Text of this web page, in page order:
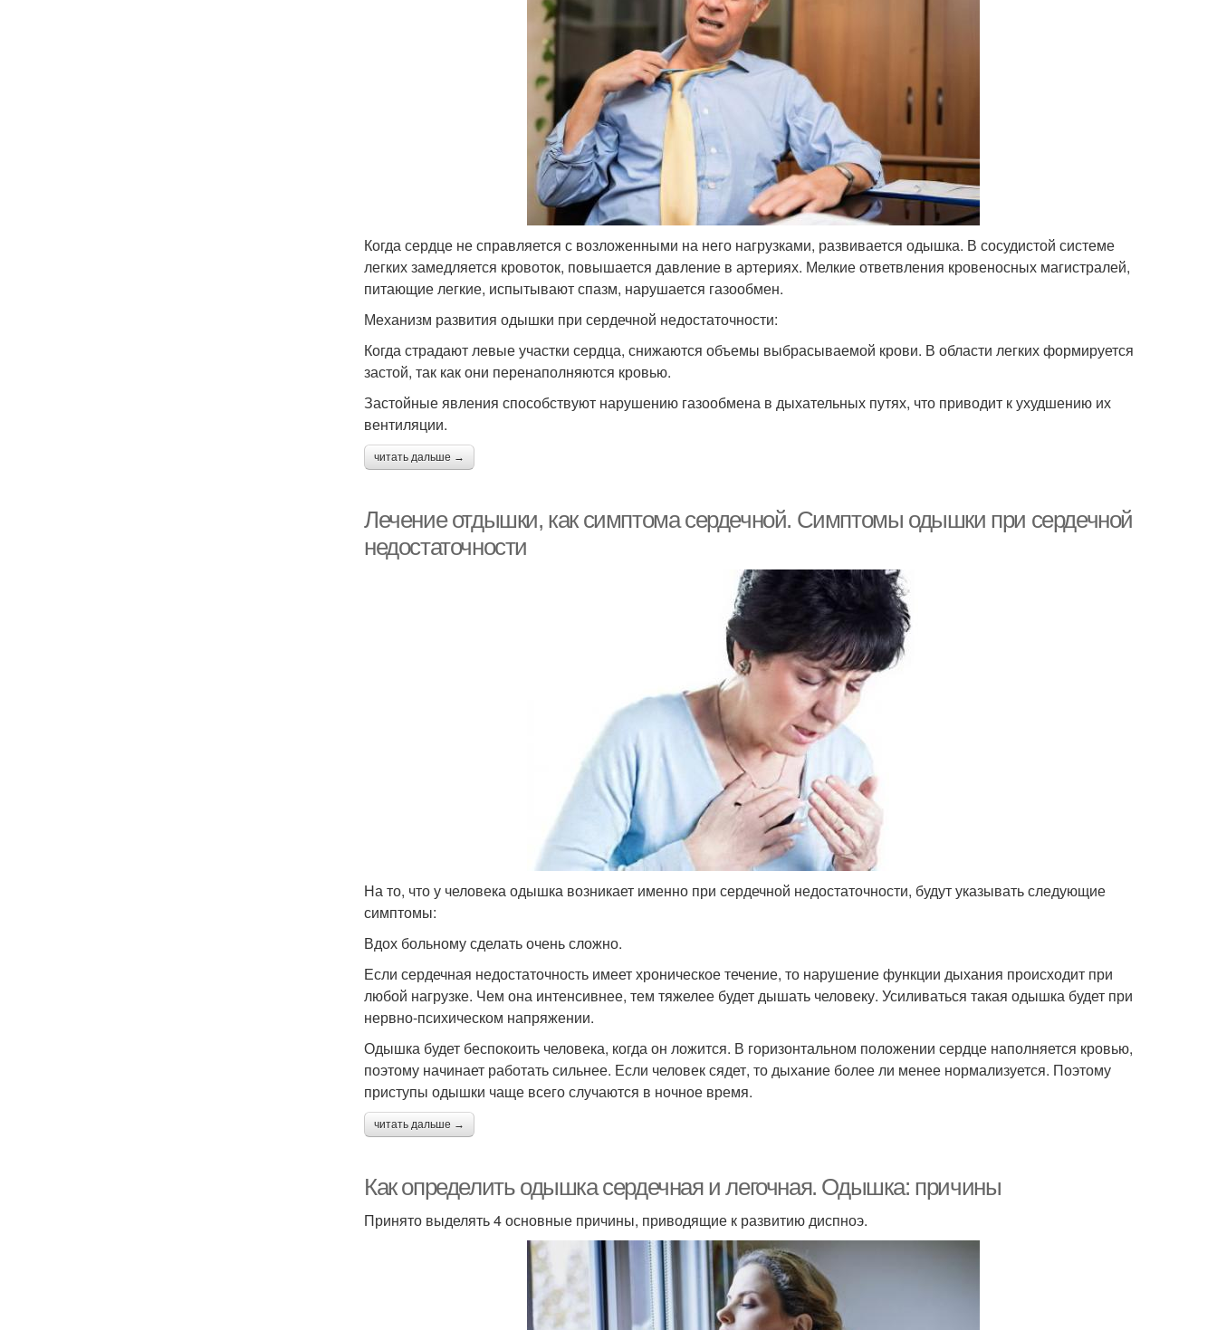
Когда сердце не справляется с возложенными на него нагрузками, развивается одышка. В сосудистой системе
легких замедляется кровоток, повышается давление в артериях. Мелкие ответвления кровеносных магистралей,
питающие легкие, испытывают спазм, нарушается газообмен.
Механизм развития одышки при сердечной недостаточности:
Когда страдают левые участки сердца, снижаются объемы выбрасываемой крови. В области легких формируется
застой, так как они перенаполняются кровью.
Застойные явления способствуют нарушению газообмена в дыхательных путях, что приводит к ухудшению их
вентиляции.
читать дальше →
Лечение отдышки, как симптома сердечной. Симптомы одышки при сердечной
недостаточности
На то, что у человека одышка возникает именно при сердечной недостаточности, будут указывать следующие
симптомы:
Вдох больному сделать очень сложно.
Если сердечная недостаточность имеет хроническое течение, то нарушение функции дыхания происходит при
любой нагрузке. Чем она интенсивнее, тем тяжелее будет дышать человеку. Усиливаться такая одышка будет при
нервно-психическом напряжении.
Одышка будет беспокоить человека, когда он ложится. В горизонтальном положении сердце наполняется кровью,
поэтому начинает работать сильнее. Если человек сядет, то дыхание более ли менее нормализуется. Поэтому
приступы одышки чаще всего случаются в ночное время.
читать дальше →
Как определить одышка сердечная и легочная. Одышка: причины
Принято выделять 4 основные причины, приводящие к развитию диспноэ.